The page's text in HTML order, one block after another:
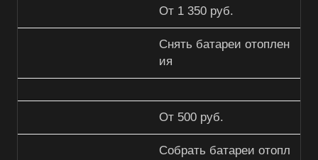
От 1 350 руб.
Снять батареи отоплен
ия
От 500 руб.
Собрать батареи отопл